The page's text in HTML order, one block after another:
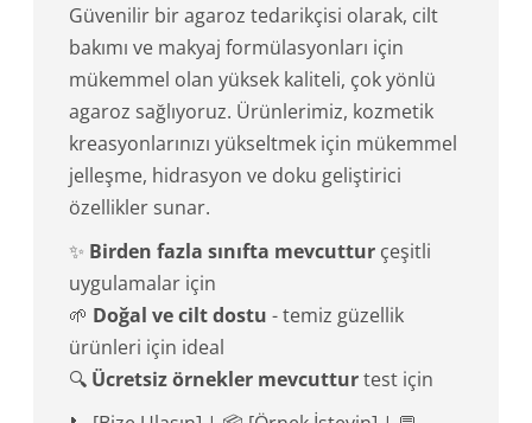
Güvenilir bir agaroz tedarikçisi olarak, cilt
bakımı ve makyaj formülasyonları için
mükemmel olan yüksek kaliteli, çok yönlü
agaroz sağlıyoruz. Ürünlerimiz, kozmetik
kreasyonlarınızı yükseltmek için mükemmel
jelleşme, hidrasyon ve doku geliştirici
özellikler sunar.
✨ Birden fazla sınıfta mevcutturçeşitli
uygulamalar için
🌱 Doğal ve cilt dostu - temiz güzellik
ürünleri için ideal
🔍 Ücretsiz örnekler mevcutturtest için